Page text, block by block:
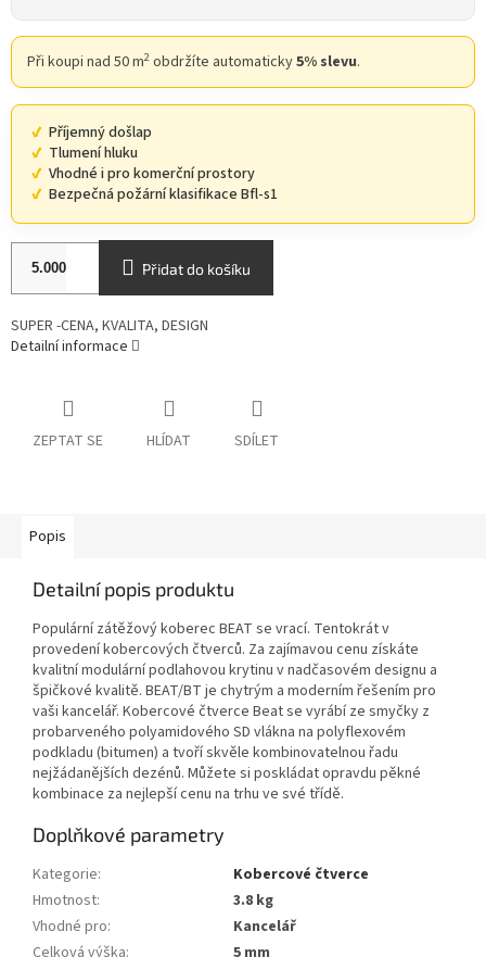
Při koupi nad 50 m2 obdržíte automaticky5% slevu.
Příjemný došlap
Tlumení hluku
Vhodné i pro komerční prostory
Bezpečná požární klasifikace Bfl-s1
Přidat do košíku
SUPER -CENA, KVALITA, DESIGN
Detailní informace
ZEPTAT SE HLÍDAT SDÍLET
Popis
Detailní popis produktu
Populární zátěžový koberec BEAT se vrací. Tentokrát v
provedení kobercových čtverců. Za zajímavou cenu získáte
kvalitní modulární podlahovou krytinu v nadčasovém designu a
špičkové kvalitě. BEAT/BT je chytrým a moderním řešením pro
vaši kancelář. Kobercové čtverce Beat se vyrábí ze smyčky z
probarveného polyamidového SD vlákna na polyflexovém
podkladu (bitumen) a tvoří skvěle kombinovatelnou řadu
nejžádanějších dezénů. Můžete si poskládat opravdu pěkné
kombinace za nejlepší cenu na trhu ve své třídě.
Doplňkové parametry
Kategorie:
Kobercové čtverce
Hmotnost:
3.8 kg
Vhodné pro:
Kancelář